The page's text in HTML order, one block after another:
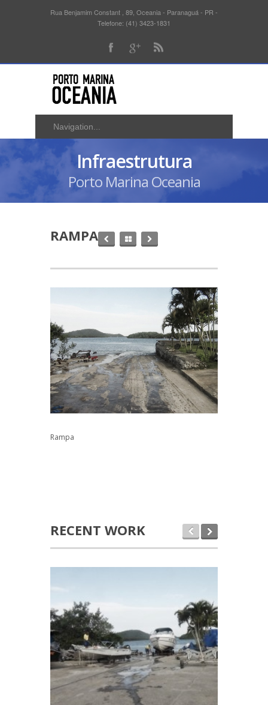
Rua Benjamim Constant , 89, Oceania - Paranaguá - PR -
Telefone: (41) 3423-1831
Infraestrutura
Porto Marina Oceania
RAMPA
Rampa
RECENT WORK